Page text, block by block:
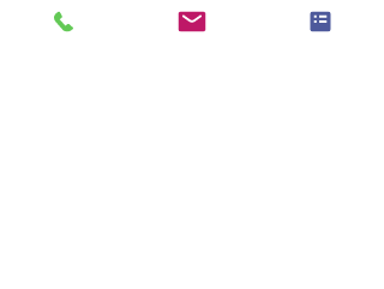
Montréal